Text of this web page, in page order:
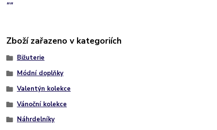
""
Zboží zařazeno v kategoriích
Bižuterie
Módní doplňky
Valentýn kolekce
Vánoční kolekce
Náhrdelníky